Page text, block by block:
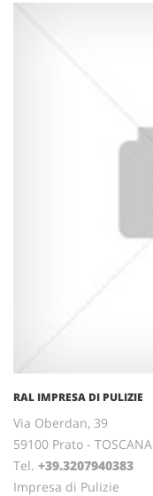
RAL IMPRESA DI PULIZIE
Via Oberdan, 39
59100 Prato - TOSCANA
Tel. +39.3207940383
Impresa di Pulizie